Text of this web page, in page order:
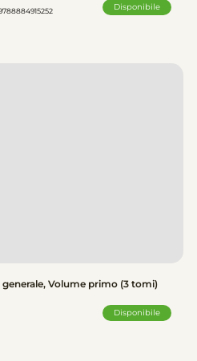
Disponibile
Volume primo (3 tomi)
Disponibile